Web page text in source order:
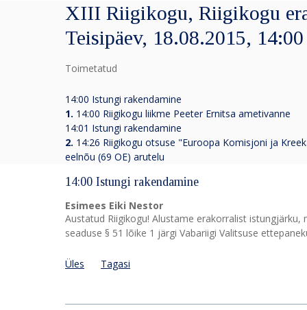
XIII Riigikogu, Riigikogu
Teisipäev, 18.08.2015, 14:00
Toimetatud
14:00 Istungi rakendamine
1. 14:00 Riigikogu liikme Peeter Ernitsa ametivanne
14:01 Istungi rakendamine
2. 14:26 Riigikogu otsuse "Euroopa Komisjoni ja
eelnõu (69 OE) arutelu
14:00 Istungi rakendamine
Esimees Eiki Nestor
Austatud Riigikogu! Alustame erakorralist
seaduse § 51 lõike 1 järgi Vabariigi Valitsuse
Üles Tagasi